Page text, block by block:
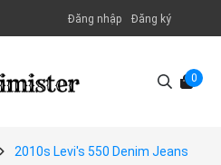
Đăng nhập Đăng ký
0
2010s Levi's 550 Denim Jeans